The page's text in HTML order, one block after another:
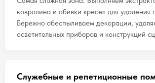
ковролина и обивки кресел для удаления
Бережно обеспыливаем декорации,
осветительных приборов и конструкций
Служебные и репетиционные